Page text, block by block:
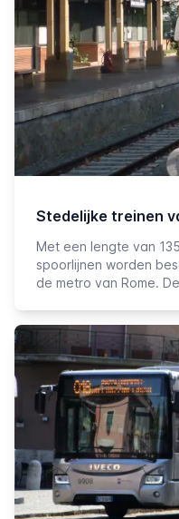
Stedelijke treinen
Met een lengte van
spoorlijnen worden
de metro van Rome.